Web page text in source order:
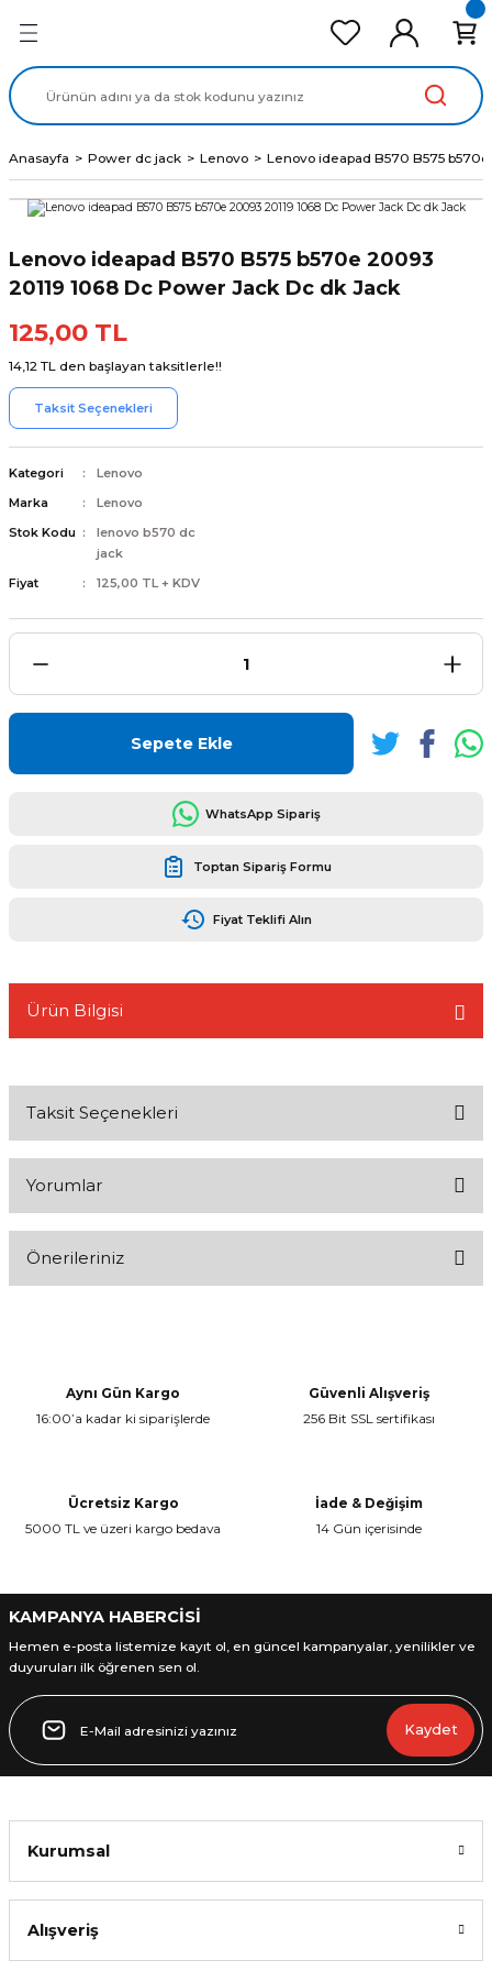
Ekran Panel
Data Kablo
Anasayfa Power dc jack Lenovo Lenovo ideapad B570 B575
Lenovo ideapad B570 B575 b570e 20093
20119 1068 Dc Power Jack Dc dk Jack
125,00 TL
14,12 TL den başlayan taksitlerle!!
Taksit Seçenekleri
Kategori
Lenovo
Marka
Lenovo
Stok Kodu
lenovo b570 dc
jack
Fiyat
125,00 TL + KDV
Sepete Ekle
WhatsApp Sipariş
Toptan Sipariş Formu
Fiyat Teklifi Alın
Ürün Bilgisi
Taksit Seçenekleri
Yorumlar
Önerileriniz
Ürün resmi kalitesiz, bozuk veya görüntülenemiyor.
Gönder
Aynı Gün Kargo
16:00’a kadar ki siparişlerde
Güvenli Alışveriş
256 Bit SSL sertifikası
Ücretsiz Kargo
5000 TL ve üzeri kargo bedava
İade & Değişim
14 Gün içerisinde
KAMPANYA HABERCİSİ
Hemen e-posta listemize kayıt ol, en güncel kampanyalar, yenilikler ve
duyuruları ilk öğrenen sen ol.
Kaydet
Kurumsal
Alışveriş